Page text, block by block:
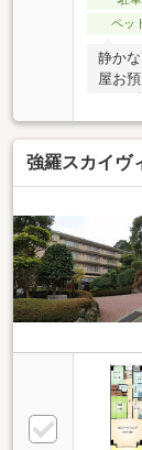
ペッ
静か
屋お
るロ
類の
しの
ご予
ませ。
強羅スカイヴ